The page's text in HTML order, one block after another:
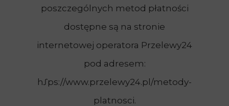
poszczególnych metod płatności
dostępne są na stronie
internetowej operatora Przelewy24
pod adresem:
hƩps://www.przelewy24.pl/metody-
platnosci.